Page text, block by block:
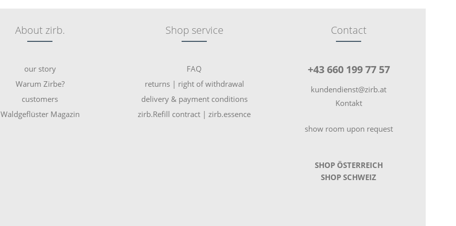
Contact
+43 660 199 77 57
kundendienst@zirb.at
Kontakt
show room upon request
SHOP ÖSTERREICH
SHOP SCHWEIZ
Shop service
FAQ
returns | right of withdrawal
delivery & payment conditions
zirb.Refill contract | zirb.essence
About zirb.
our story
Warum Zirbe?
customers
Waldgeflüster Magazin